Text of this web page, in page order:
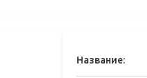
Название: